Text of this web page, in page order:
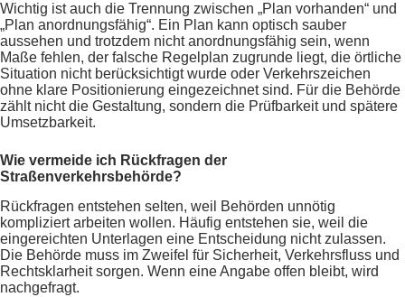
Wichtig ist auch die Trennung zwischen „Plan vorhanden“ und
„Plan anordnungsfähig“. Ein Plan kann optisch sauber
aussehen und trotzdem nicht anordnungsfähig sein, wenn
Maße fehlen, der falsche Regelplan zugrunde liegt, die örtliche
Situation nicht berücksichtigt wurde oder Verkehrszeichen
ohne klare Positionierung eingezeichnet sind. Für die Behörde
zählt nicht die Gestaltung, sondern die Prüfbarkeit und spätere
Umsetzbarkeit.
Wie vermeide ich Rückfragen der
Straßenverkehrsbehörde?
Rückfragen entstehen selten, weil Behörden unnötig
kompliziert arbeiten wollen. Häufig entstehen sie, weil die
eingereichten Unterlagen eine Entscheidung nicht zulassen.
Die Behörde muss im Zweifel für Sicherheit, Verkehrsfluss und
Rechtsklarheit sorgen. Wenn eine Angabe offen bleibt, wird
nachgefragt.